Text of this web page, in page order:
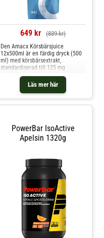
649 kr (839 kr)
Läs mer här
Den Amacx Körsbärsjuice
12x500ml är en färdig dryck (500
ml) med körsbärsextrakt,
standardiserad till 125 mg
antocyaniner. Den stöder
återhämtning direkt efter intensiv
träning och innehåller 30 g
kolhydrater i en 2:1-fördelning.
PowerBar IsoActive
Apelsin 1320g